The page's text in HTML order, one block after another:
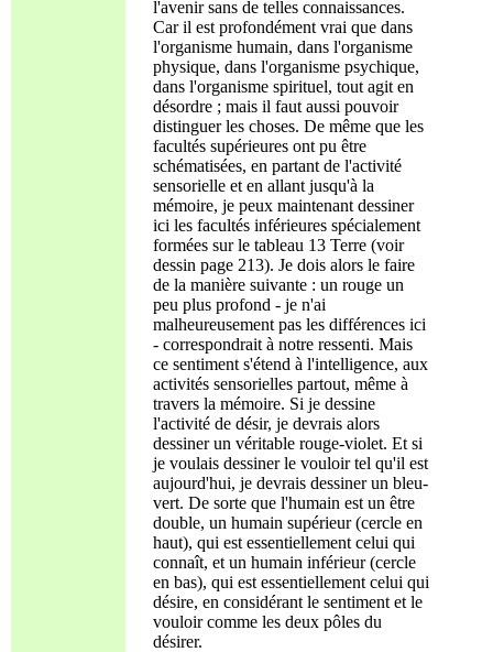
l'avenir sans de telles connaissances.
Car il est profondément vrai que dans
l'organisme humain, dans l'organisme
physique, dans l'organisme psychique,
dans l'organisme spirituel, tout agit en
désordre ; mais il faut aussi pouvoir
distinguer les choses. De même que les
facultés supérieures ont pu être
schématisées, en partant de l'activité
sensorielle et en allant jusqu'à la
mémoire, je peux maintenant dessiner
ici les facultés inférieures spécialement
formées sur le tableau 13 Terre (voir
dessin page 213). Je dois alors le faire
de la manière suivante : un rouge un
peu plus profond - je n'ai
malheureusement pas les différences ici
- correspondrait à notre ressenti. Mais
ce sentiment s'étend à l'intelligence, aux
activités sensorielles partout, même à
travers la mémoire. Si je dessine
l'activité de désir, je devrais alors
dessiner un véritable rouge-violet. Et si
je voulais dessiner le vouloir tel qu'il est
aujourd'hui, je devrais dessiner un bleu-
vert. De sorte que l'humain est un être
double, un humain supérieur (cercle en
haut), qui est essentiellement celui qui
connaît, et un humain inférieur (cercle
en bas), qui est essentiellement celui qui
désire, en considérant le sentiment et le
vouloir comme les deux pôles du
désirer.